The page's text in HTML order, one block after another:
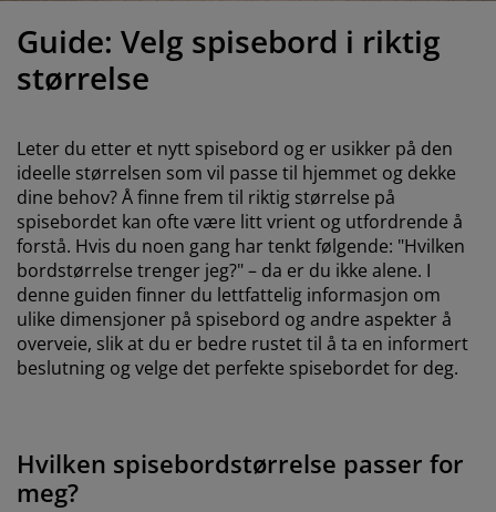
med oppbevaring
og pleie
og tilbehør
og metervarer
og stryk
Guide: Velg spisebord i riktig
størrelse
Leter du etter et nytt spisebord og er usikker på den
ideelle størrelsen som vil passe til hjemmet og dekke
dine behov? Å finne frem til riktig størrelse på
spisebordet kan ofte være litt vrient og utfordrende å
forstå. Hvis du noen gang har tenkt følgende: "Hvilken
bordstørrelse trenger jeg?" – da er du ikke alene. I
denne guiden finner du lettfattelig informasjon om
ulike dimensjoner på spisebord og andre aspekter å
overveie, slik at du er bedre rustet til å ta en informert
beslutning og velge det perfekte spisebordet for deg.
Hvilken spisebordstørrelse passer for
meg?